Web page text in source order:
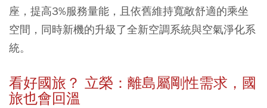
座，提高3%服務量能，且依舊維持寬敞舒適的乘坐
空間，同時新機的升級了全新空調系統與空氣淨化系
統。
看好國旅？ 立榮：離島屬剛性需求，國
旅也會回溫